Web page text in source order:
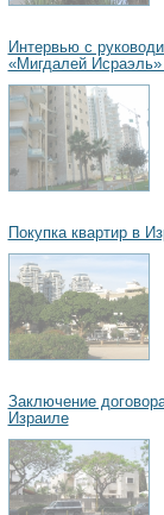
Интервью с
«Мигдалей
Покупка квартир в
Заключение
Израиле